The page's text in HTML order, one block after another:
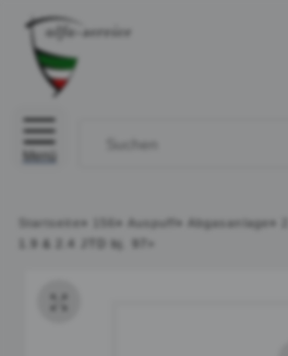
Menü
Startseite » » Auspuff » Abgasanlage »
1.9 & 2.4 JTD bj. 97>